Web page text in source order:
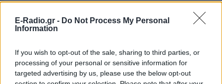
E-Radio.gr - Do Not Process My Personal
Information
If you wish to opt-out of the sale, sharing to third parties, or
processing of your personal or sensitive information for
targeted advertising by us, please use the below opt-out
Η ταινία που παραλίγο να
καταστρέψει την καριέρα της
Diane Keaton
Μία αποτυχία ήταν αρκετή
5 one‑hit wonders που έγιναν